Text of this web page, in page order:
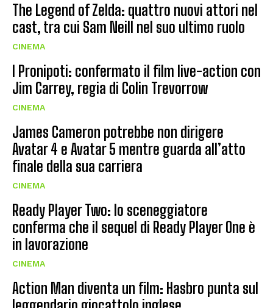
The Legend of Zelda: quattro nuovi attori nel
cast, tra cui Sam Neill nel suo ultimo ruolo
CINEMA
I Pronipoti: confermato il film live-action con
Jim Carrey, regia di Colin Trevorrow
CINEMA
James Cameron potrebbe non dirigere
Avatar 4 e Avatar 5 mentre guarda all’atto
finale della sua carriera
CINEMA
Ready Player Two: lo sceneggiatore
conferma che il sequel di Ready Player One è
in lavorazione
CINEMA
Action Man diventa un film: Hasbro punta sul